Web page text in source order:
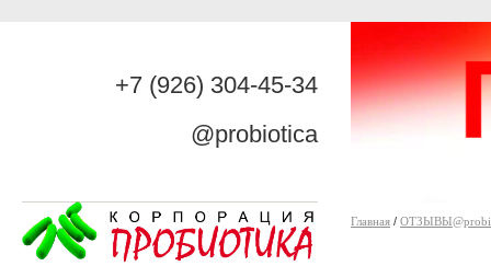
+7 (926) 304-45-34
@probiotica
Главная /